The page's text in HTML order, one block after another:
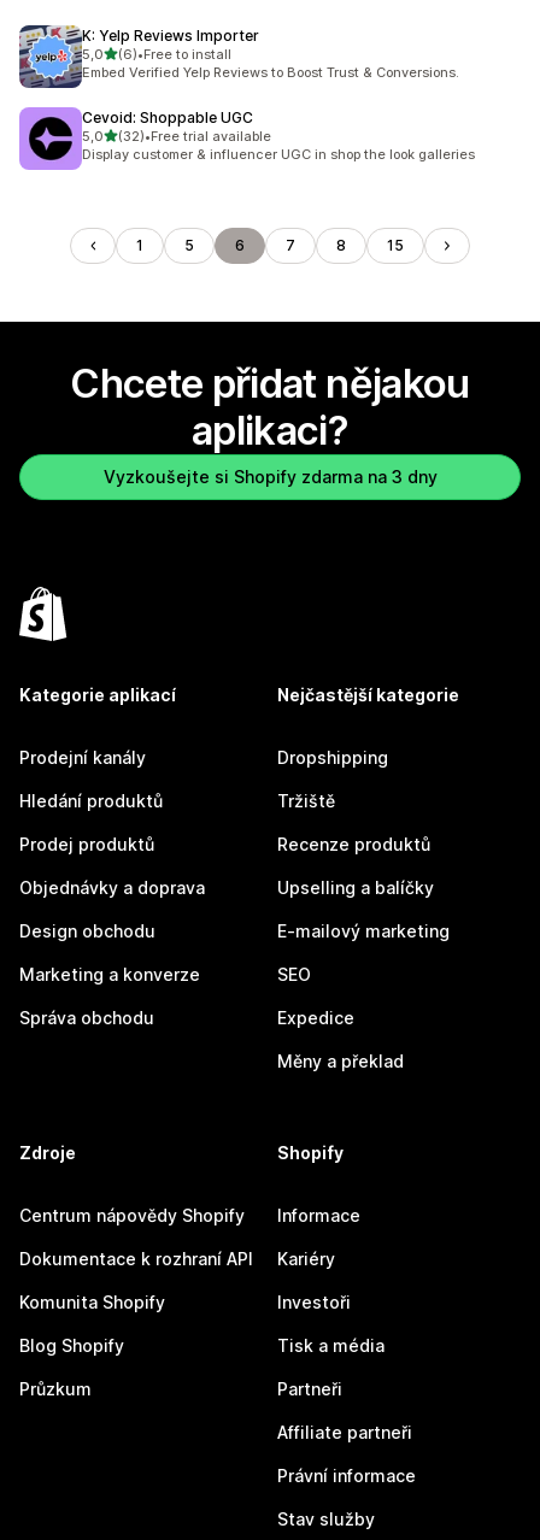
K: Yelp Reviews Importer
5,0z 5 hvězd
(6)
Celkový počet recenzí: 6
•Free to install
Embed Verified Yelp Reviews to Boost Trust & Conversions.
Cevoid: Shoppable UGC
5,0z 5 hvězd
(32)
Celkový počet recenzí: 32
•Free trial available
Display customer & influencer UGC in shop the look galleries
1 5 6 7 8 15
Chcete přidat nějakou
aplikaci?
Vyzkoušejte si Shopify zdarma na 3 dny
Kategorie aplikací
Prodejní kanály
Hledání produktů
Prodej produktů
Objednávky a doprava
Design obchodu
Marketing a konverze
Správa obchodu
Nejčastější kategorie
Dropshipping
Tržiště
Recenze produktů
Upselling a balíčky
E-mailový marketing
SEO
Expedice
Měny a překlad
Zdroje
Centrum nápovědy Shopify
Dokumentace k rozhraní API
Komunita Shopify
Blog Shopify
Průzkum
Shopify
Informace
Kariéry
Investoři
Tisk a média
Partneři
Affiliate partneři
Právní informace
Stav služby